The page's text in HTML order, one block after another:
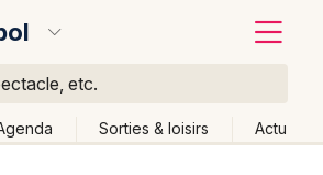
etc.
Sorties & loisirs Actu